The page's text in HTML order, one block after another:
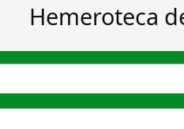
Hemeroteca